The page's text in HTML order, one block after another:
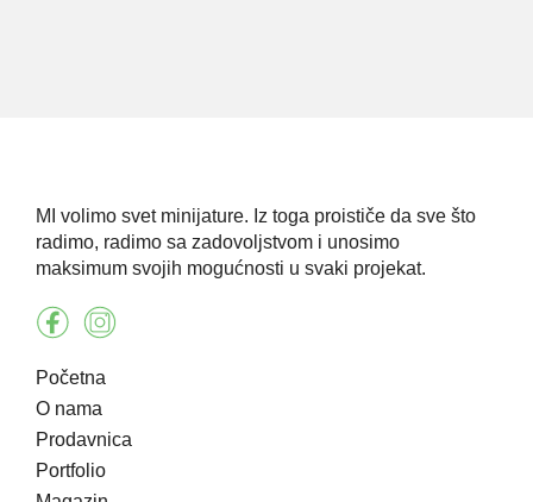
MI volimo svet minijature. Iz toga proističe da sve što
radimo, radimo sa zadovoljstvom i unosimo
maksimum svojih mogućnosti u svaki projekat.
Početna
O nama
Prodavnica
Portfolio